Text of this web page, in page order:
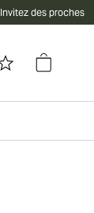
Invitez des proches